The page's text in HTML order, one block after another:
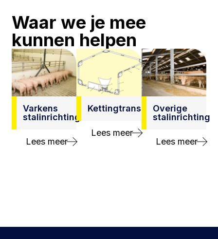
Waar we je mee
kunnen helpen
Varkens
stalinrichting
Lees meer
Kettingtransportsystemen
Lees meer
Overige
stalinrichting
Lees meer